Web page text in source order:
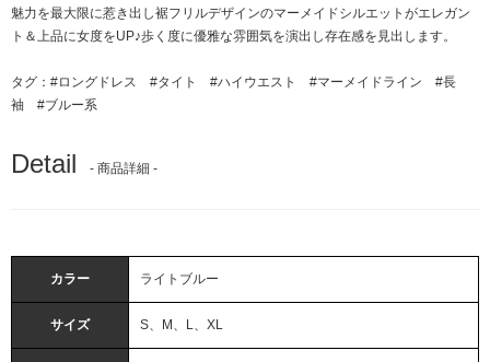
魅力を最大限に惹き出し裾フリルデザインのマーメイドシルエットがエレガン
ト＆上品に女度をUP♪歩く度に優雅な雰囲気を演出し存在感を見出します。
タグ： #ロングドレス #タイト #ハイウエスト #マーメイドライン
#長
袖
#ブルー系
Detail - 商品詳細 -
カラー ライトブルー
サイズ S、M、L、XL